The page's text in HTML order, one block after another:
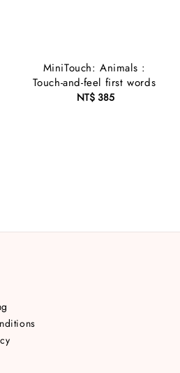
MiniTouch: Animals :
Touch-and-feel first words
Regular
NT$ 385